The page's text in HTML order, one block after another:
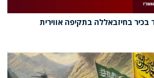
בחיזבאללה בתקיפה אווירית